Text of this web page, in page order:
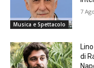
Musica e Spettacolo
7
di